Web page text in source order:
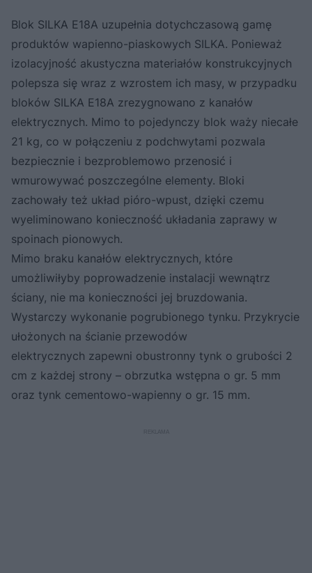
Blok SILKA E18A uzupełnia dotychczasową gamę
produktów wapienno-piaskowych SILKA. Ponieważ
izolacyjność akustyczna materiałów konstrukcyjnych
polepsza się wraz z wzrostem ich masy, w przypadku
bloków SILKA E18A zrezygnowano z kanałów
elektrycznych. Mimo to pojedynczy blok waży niecałe
21 kg, co w połączeniu z podchwytami pozwala
bezpiecznie i bezproblemowo przenosić i
wmurowywać poszczególne elementy. Bloki
zachowały też układ pióro-wpust, dzięki czemu
wyeliminowano konieczność układania zaprawy w
spoinach pionowych.
Mimo braku kanałów elektrycznych, które
umożliwiłyby poprowadzenie instalacji wewnątrz
ściany, nie ma konieczności jej bruzdowania.
Wystarczy wykonanie pogrubionego tynku. Przykrycie
ułożonych na ścianie przewodów
elektrycznych zapewni obustronny tynk o grubości 2
cm z każdej strony – obrzutka wstępna o gr. 5 mm
oraz tynk cementowo-wapienny o gr. 15 mm.